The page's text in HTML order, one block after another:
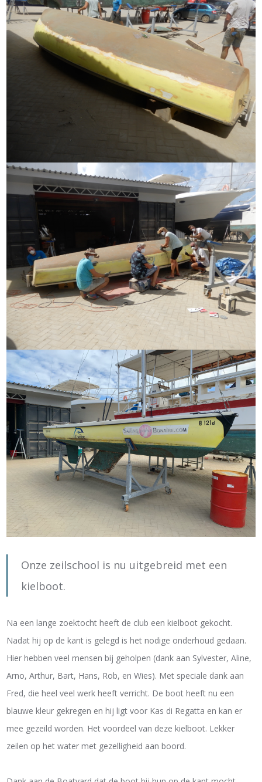
Onze zeilschool is nu uitgebreid met een
kielboot.
Na een lange zoektocht heeft de club een kielboot gekocht.
Nadat hij op de kant is gelegd is het nodige onderhoud gedaan.
Hier hebben veel mensen bij geholpen (dank aan Sylvester, Aline,
Arno, Arthur, Bart, Hans, Rob, en Wies). Met speciale dank aan
Fred, die heel veel werk heeft verricht. De boot heeft nu een
blauwe kleur gekregen en hij ligt voor Kas di Regatta en kan er
mee gezeild worden. Het voordeel van deze kielboot. Lekker
zeilen op het water met gezelligheid aan boord.